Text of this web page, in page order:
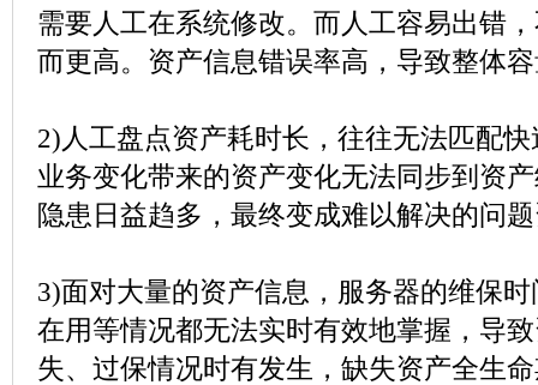
需要人工在系统修改。而人工容易出错
而更高。资产信息错误率高，导致整体
2)人工盘点资产耗时长，往往无法匹配
业务变化带来的资产变化无法同步到资
隐患日益趋多，最终变成难以解决的问
3)面对大量的资产信息，服务器的维保
在用等情况都无法实时有效地掌握，导
失、过保情况时有发生，缺失资产全生